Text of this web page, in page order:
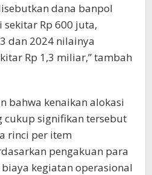
dana banpol
Rp 600 juta,
dan 2024 nilainya
Rp 1,3 miliar,” tambah
bahwa kenaikan alokasi
cukup signifikan tersebut
rinci per item
pengakuan para
kegiatan operasional